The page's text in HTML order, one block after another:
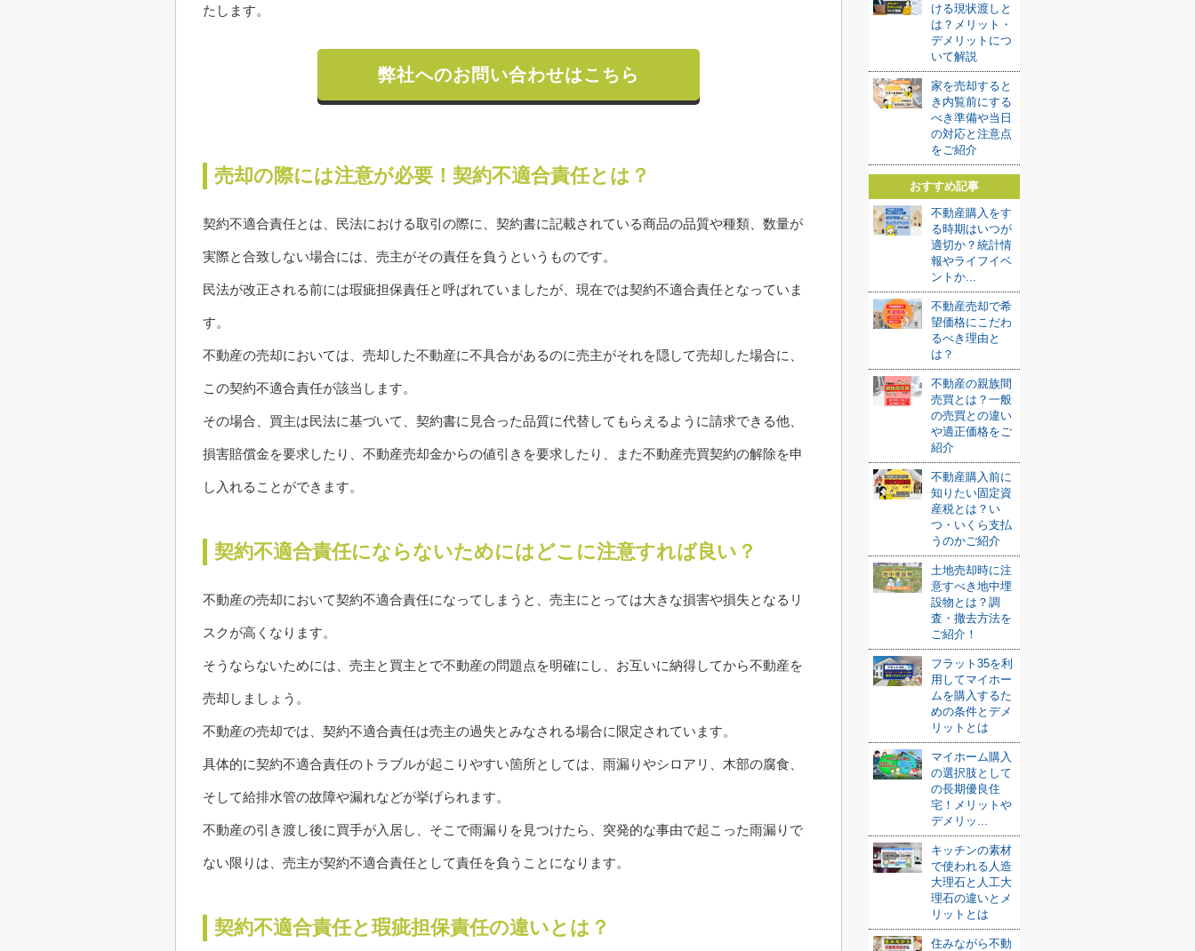
たします。
弊社へのお問い合わせはこちら
売却の際には注意が必要！契約不適合責任とは？
契約不適合責任とは、民法における取引の際に、契約書に記載されている商品の品質や種類、数量が
実際と合致しない場合には、売主がその責任を負うというものです。
民法が改正される前には瑕疵担保責任と呼ばれていましたが、現在では契約不適合責任となっていま
す。
不動産の売却においては、売却した不動産に不具合があるのに売主がそれを隠して売却した場合に、
この契約不適合責任が該当します。
その場合、買主は民法に基づいて、契約書に見合った品質に代替してもらえるように請求できる他、
損害賠償金を要求したり、不動産売却金からの値引きを要求したり、また不動産売買契約の解除を申
し入れることができます。
契約不適合責任にならないためにはどこに注意すれば良い？
不動産の売却において契約不適合責任になってしまうと、売主にとっては大きな損害や損失となるリ
スクが高くなります。
そうならないためには、売主と買主とで不動産の問題点を明確にし、お互いに納得してから不動産を
売却しましょう。
不動産の売却では、契約不適合責任は売主の過失とみなされる場合に限定されています。
具体的に契約不適合責任のトラブルが起こりやすい箇所としては、雨漏りやシロアリ、木部の腐食、
そして給排水管の故障や漏れなどが挙げられます。
不動産の引き渡し後に買手が入居し、そこで雨漏りを見つけたら、突発的な事由で起こった雨漏りで
ない限りは、売主が契約不適合責任として責任を負うことになります。
契約不適合責任と瑕疵担保責任の違いとは？
ける現状渡しと
は？メリット・
デメリットにつ
いて解説
家を売却すると
き内覧前にする
べき準備や当日
の対応と注意点
をご紹介
おすすめ記事
不動産購入をす
る時期はいつが
適切か？統計情
報やライフイベ
ントか...
不動産売却で希
望価格にこだわ
るべき理由と
は？
不動産の親族間
売買とは？一般
の売買との違い
や適正価格をご
紹介
不動産購入前に
知りたい固定資
産税とは？い
つ・いくら支払
うのかご紹介
土地売却時に注
意すべき地中埋
設物とは？調
査・撤去方法を
ご紹介！
フラット35を利
用してマイホー
ムを購入するた
めの条件とデメ
リットとは
マイホーム購入
の選択肢として
の長期優良住
宅！メリットや
デメリッ...
キッチンの素材
で使われる人造
大理石と人工大
理石の違いとメ
リットとは
住みながら不動